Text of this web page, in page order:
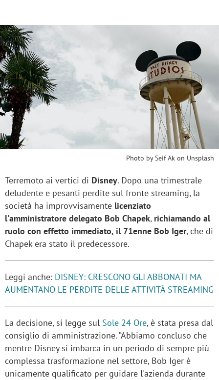
Photo by Seif Ak on Unsplash
Terremoto ai vertici di Disney. Dopo una trimestrale
deludente e pesanti perdite sul fronte streaming, la
società ha improvvisamente licenziato
l'amministratore delegato Bob Chapek, richiamando al
ruolo con effetto immediato, il 71enne Bob Iger, che di
Chapek era stato il predecessore.
Leggi anche: DISNEY: CRESCONO GLI ABBONATI MA
AUMENTANO LE PERDITE DELLE ATTIVITÀ STREAMING
La decisione, si legge sul Sole 24 Ore, è stata presa dal
consiglio di amministrazione. “Abbiamo concluso che
mentre Disney si imbarca in un periodo di sempre più
complessa trasformazione nel settore, Bob Iger è
unicamente qualificato per guidare l'azienda durante